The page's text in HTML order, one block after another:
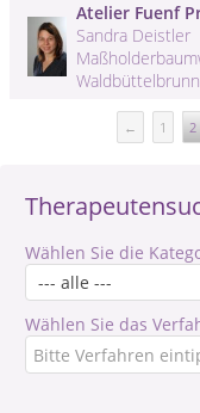
Wählen Sie die
Wählen Sie das
Atelier Fuenf
Sandra Deistler
← 1 2